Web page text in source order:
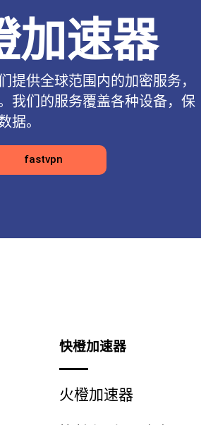
加速器
提供全球范围内的加密服务，
我们的服务覆盖各种设备，保
据。
fastvpn
快橙加速器
火橙加速器